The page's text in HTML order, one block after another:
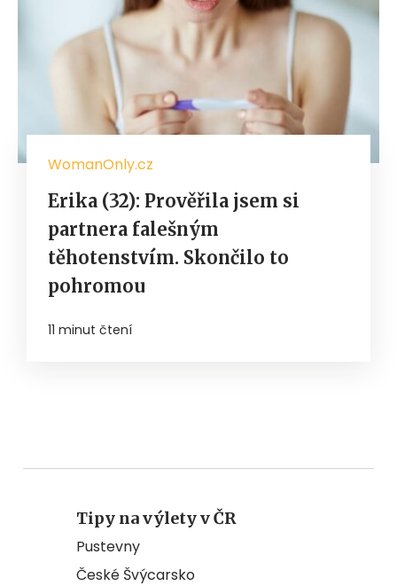
WomanOnly.cz
Erika (32): Prověřila jsem si
partnera falešným
těhotenstvím. Skončilo to
pohromou
11 minut čtení
Tipy na výlety v ČR
Pustevny
České Švýcarsko